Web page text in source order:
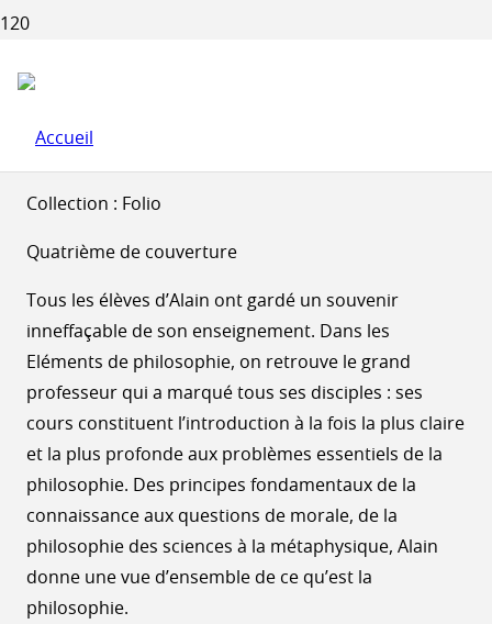
PHILOSOPHIE
Collection : Folio
Quatrième de couverture
Tous les élèves d’Alain ont gardé un souvenir
inneffaçable de son enseignement. Dans les
Eléments de philosophie, on retrouve le grand
professeur qui a marqué tous ses disciples : ses
cours constituent l’introduction à la fois la plus claire
et la plus profonde aux problèmes essentiels de la
philosophie. Des principes fondamentaux de la
connaissance aux questions de morale, de la
philosophie des sciences à la métaphysique, Alain
donne une vue d’ensemble de ce qu’est la
philosophie.